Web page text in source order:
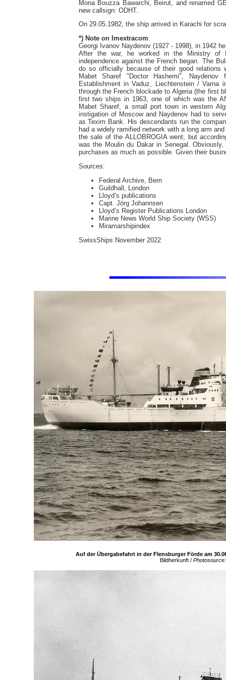
Mona Bouzza Bawarchi, Beirut, and renamed
new callsign: ODHT.
On 29.05.1982, the ship arrived in Karachi for
*) Note on Imextracom:
Georgi Ivanov Naydenov (1927 - 1998), in 1942
After the war, he worked in the Ministry of
independence against the French began. The
do so officially because of their good relations
Mabet Sharef "Doctor Hashemi",
Establishment in Vaduz, Liechtenstein / Varna
through the French blockade to Algeria (the first
first two ships in 1963, one of which was the
Mabet Sharef, a small port town in western
instigation of Moscow and Naydenov had to
as Texim Bank. His descendants run the
had a widely ramified network with a long arm
the sale of the ALLOBROGIA went, but
was the Moulin du Dakar in Senegal.
purchases as much as possible. Given their
Sources:
Federal Archive, Bern
Guildhall, London
Lloyd’s publications
Capt. Jörg Johannsen
Lloyd’s Register Publications London
Marine News World Ship Society (WSS)
Miramarshipindex
SwissShips November 2022
Auf der Übergabefahrt in der Flensburger Förde am
Bildherkunft / Photosourc